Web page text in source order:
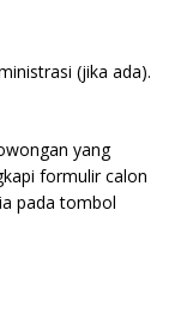
(jika ada).
yang
formulir calon
pada tombol